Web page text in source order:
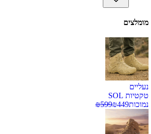
מומלצים
נעליים
טקטיות SOL
נמוכות
₪449
₪599